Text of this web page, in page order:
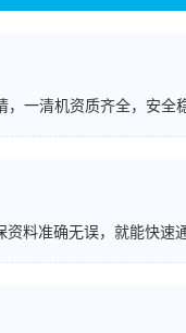
一清机资质齐全，安全
料准确无误，就能快速